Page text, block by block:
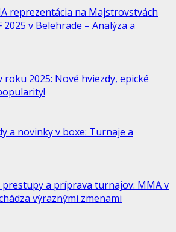
reprezentácia na Majstrovstvách
v Belehrade – Analýza a
roku 2025: Nové hviezdy, epické
a novinky v boxe: Turnaje a
prestupy a príprava turnajov: MMA v
výraznými zmenami